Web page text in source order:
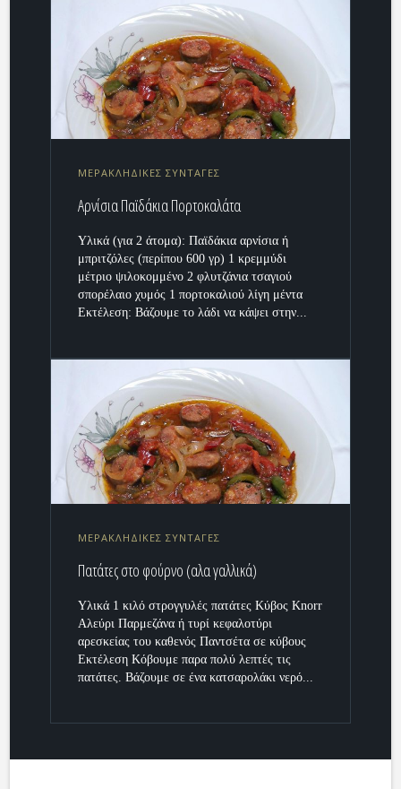
ΜΕΡΑΚΛΗΔΙΚΕΣ ΣΥΝΤΑΓΕΣ
Αρνίσια Παϊδάκια Πορτοκαλάτα
Υλικά (για 2 άτομα): Παϊδάκια αρνίσια ή
μπριτζόλες (περίπου 600 γρ) 1 κρεμμύδι
μέτριο ψιλοκομμένο 2 φλυτζάνια τσαγιού
σπορέλαιο χυμός 1 πορτοκαλιού λίγη μέντα
Εκτέλεση: Βάζουμε το λάδι να κάψει στην...
ΜΕΡΑΚΛΗΔΙΚΕΣ ΣΥΝΤΑΓΕΣ
Πατάτες στο φούρνο (αλα γαλλικά)
Υλικά 1 κιλό στρογγυλές πατάτες Κύβος Knorr
Αλεύρι Παρμεζάνα ή τυρί κεφαλοτύρι
αρεσκείας του καθενός Παντσέτα σε κύβους
Εκτέλεση Κόβουμε παρα πολύ λεπτές τις
πατάτες. Βάζουμε σε ένα κατσαρολάκι νερό...